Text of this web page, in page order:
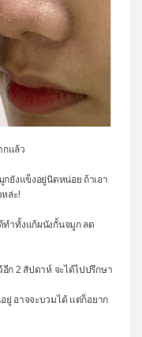
กแล้ว
ยังแข็งอยู่นิดหน่อย ถ้าเอา
ล่ะ!
ทำทั้งแก้ผนังกั้นจมูก ลด
ก 2 สัปดาห์ จะได้ไปปรึกษา
ยู่ อาจจะบวมได้ แต่ก็อยาก